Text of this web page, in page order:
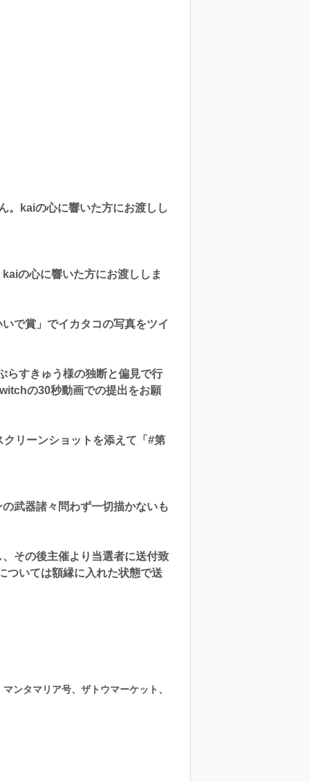
kaiの心に響いた方にお渡しし
の心に響いた方にお渡ししま
で賞」でイカタコの写真をツイ
すきゅう様の独断と偏見で行
の30秒動画での提出をお願
リーンショットを添えて「#第
武器諸々問わず一切描かないも
の後主催より当選者に送付致
ついては額縁に入れた状態で送
ンタマリア号、ザトウマーケット、